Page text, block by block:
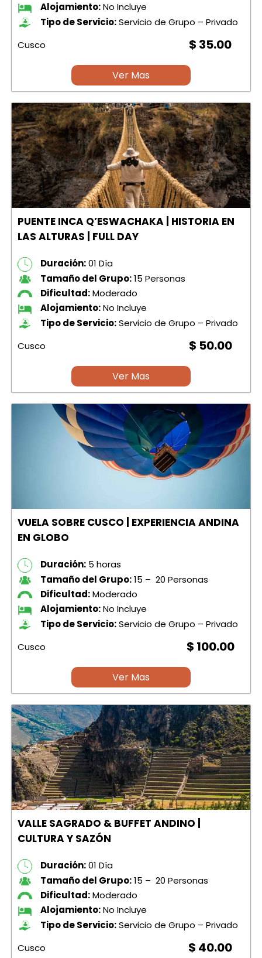
Alojamiento:No Incluye
Tipo de Servicio:Servicio de Grupo – Privado
Cusco
$ 35.00
Ver Mas
PUENTE INCA Q’ESWACHAKA | HISTORIA EN
LAS ALTURAS | FULL DAY
Duración:01 Día
Tamaño del Grupo:15 Personas
Dificultad:Moderado
Alojamiento:No Incluye
Tipo de Servicio:Servicio de Grupo – Privado
Cusco
$ 50.00
Ver Mas
VUELA SOBRE CUSCO | EXPERIENCIA ANDINA
EN GLOBO
Duración: 5 horas
Tamaño del Grupo:15 – 20 Personas
Dificultad:Moderado
Alojamiento:No Incluye
Tipo de Servicio:Servicio de Grupo – Privado
Cusco
$ 100.00
Ver Mas
VALLE SAGRADO & BUFFET ANDINO |
CULTURA Y SAZÓN
Duración:01 Día
Tamaño del Grupo:15 – 20 Personas
Dificultad:Moderado
Alojamiento:No Incluye
Tipo de Servicio:Servicio de Grupo – Privado
Cusco
$ 40.00